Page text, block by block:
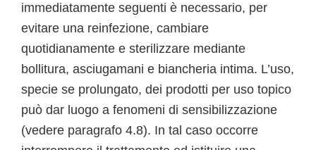
immediatamente seguenti è necessario, per
evitare una reinfezione, cambiare
quotidianamente e sterilizzare mediante
bollitura, asciugamani e biancheria intima. L’uso,
specie se prolungato, dei prodotti per uso topico
può dar luogo a fenomeni di sensibilizzazione
(vedere paragrafo 4.8). In tal caso occorre